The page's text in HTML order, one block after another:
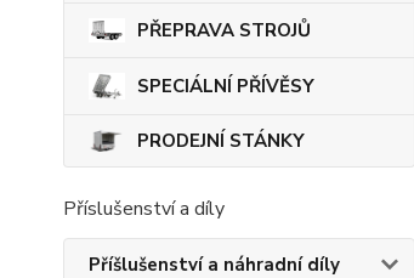
PŘEPRAVA STROJŮ
SPECIÁLNÍ PŘÍVĚSY
PRODEJNÍ STÁNKY
Příslušenství a díly
Příšlušenství a náhradní díly